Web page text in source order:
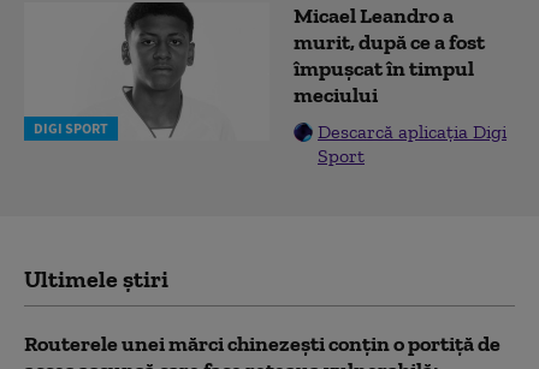
DIGI SPORT
Micael Leandro a
murit, după ce a fost
împușcat în timpul
meciului
Descarcă aplicația Digi
Sport
Ultimele știri
Routerele unei mărci chinezești conțin o portiță de